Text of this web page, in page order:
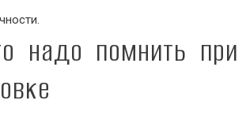
надо помнить при